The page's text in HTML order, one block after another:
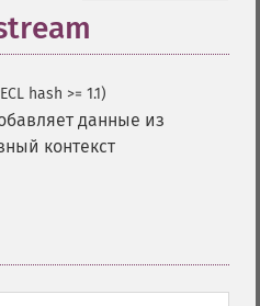
hash >= 1.1)
данные из
контекст